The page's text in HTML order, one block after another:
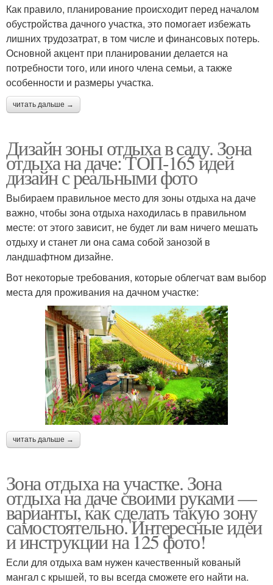
Как правило, планирование происходит перед началом
обустройства дачного участка, это помогает избежать
лишних трудозатрат, в том числе и финансовых потерь.
Основной акцент при планировании делается на
потребности того, или иного члена семьи, а также
особенности и размеры участка.
читать дальше →
Дизайн зоны отдыха в саду. Зона
отдыха на даче: ТОП-165 идей
дизайн с реальными фото
Выбираем правильное место для зоны отдыха на даче
важно, чтобы зона отдыха находилась в правильном
месте: от этого зависит, не будет ли вам ничего мешать
отдыху и станет ли она сама собой занозой в
ландшафтном дизайне.
Вот некоторые требования, которые облегчат вам выбор
места для проживания на дачном участке:
читать дальше →
Зона отдыха на участке. Зона
отдыха на даче своими руками —
варианты, как сделать такую зону
самостоятельно. Интересные идеи
и инструкции на 125 фото!
Если для отдыха вам нужен качественный кованый
мангал с крышей, то вы всегда сможете его найти на.